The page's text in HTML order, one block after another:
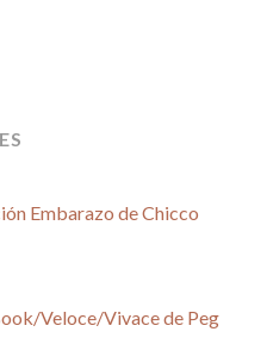
Embarazo de Chicco
Veloce/Vivace de Peg